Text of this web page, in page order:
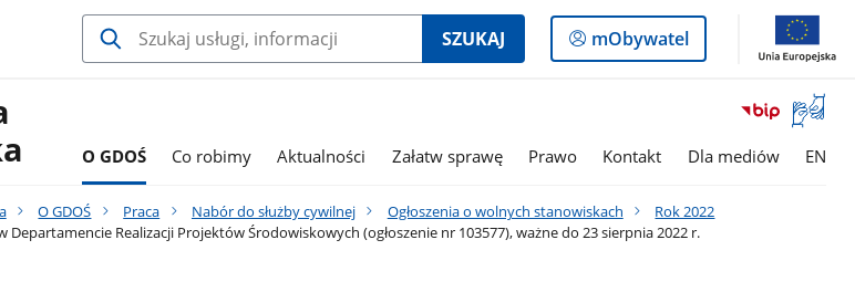
SZUKAJ
Logowanie
do
mObywatel
Otwórz
okno
O GDOŚ Co robimy Aktualności Załatw sprawę Prawo Kontakt Dla mediów EN
O GDOŚ Praca Nabór do służby cywilnej Ogłoszenia o wolnych stanowiskach
Rok 2022
Realizacji Projektów Środowiskowych (ogłoszenie nr 103577), ważne do 23 sierpnia 2022 r.